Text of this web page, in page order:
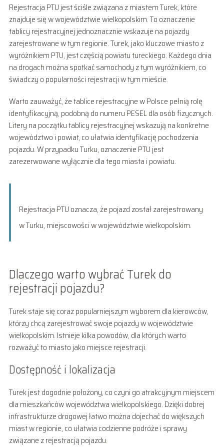
Rejestracja PTU jest ściśle związana z miastem Turek, które
znajduje się w województwie wielkopolskim. To oznaczenie
tablicy rejestracyjnej jednoznacznie wskazuje na pojazdy
zarejestrowane w tym regionie. Turek, jako kluczowe miasto z
wyróżnikiem PTU, jest częścią powiatu tureckiego. Każdego dnia
na drogach można spotkać samochody z tym wyróżnikiem, co
świadczy o popularności rejestracji w tym mieście.
Warto zauważyć, że tablice rejestracyjne w Polsce pełnią rolę
identyfikacyjną, podobną do numeru PESEL dla osób fizycznych.
Litery na początku tablicy rejestracyjnej wskazują na konkretne
województwo i powiat, co ułatwia identyfikację pochodzenia
pojazdu. W przypadku Turku, oznaczenie PTU jest
zarezerwowane wyłącznie dla tego miasta i powiatu.
Rejestracja PTU oznacza, że pojazd został zarejestrowany
w Turku, miejscowości w województwie wielkopolskim.
Dlaczego warto wybrać Turek do
rejestracji pojazdu?
Turek staje się coraz popularniejszym wyborem dla kierowców,
którzy chcą zarejestrować swoje pojazdy w województwie
wielkopolskim. Istnieje kilka powodów, dla których warto
rozważyć to miasto jako miejsce rejestracji.
Dostępność i lokalizacja
Turek jest dogodnie położony, co czyni go atrakcyjnym miejscem
dla mieszkańców województwa wielkopolskiego. Dzięki dobrej
infrastrukturze drogowej łatwo można dojechać do większych
miast w regionie, co ułatwia codzienne podróże i sprawy
związane z rejestracją pojazdu.